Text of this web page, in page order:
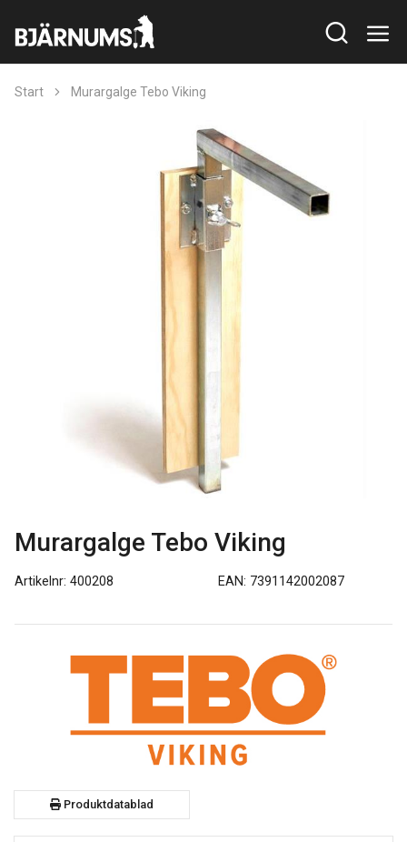
Start Murargalge Tebo Viking
Murargalge Tebo Viking
Artikelnr: 400208 EAN: 7391142002087
Produktdatablad